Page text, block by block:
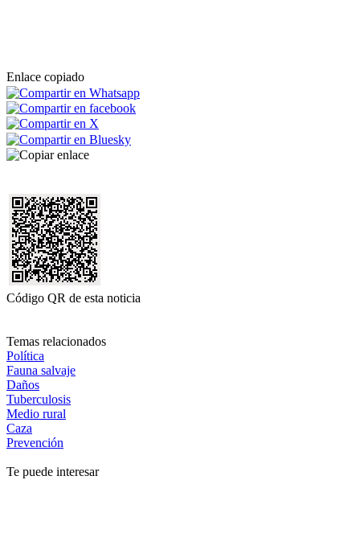
Enlace copiado
Código QR de esta noticia
Temas relacionados
Política
Fauna salvaje
Daños
Tuberculosis
Medio rural
Caza
Prevención
Te puede interesar